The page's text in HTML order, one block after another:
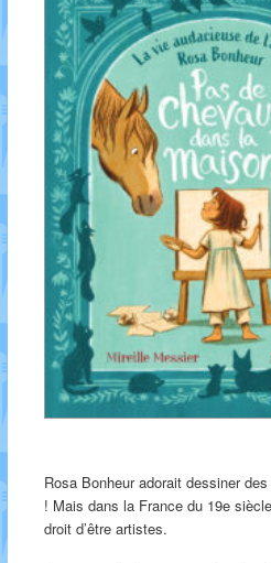
Rosa Bonheur adorait dessiner
! Mais dans la France du 19e
droit d’être artistes.